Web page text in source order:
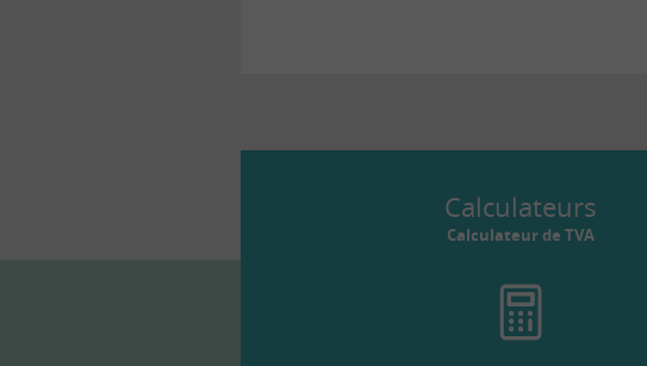
Calculateurs
Calculateur de TVA